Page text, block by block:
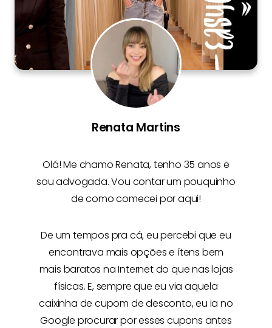
Renata Martins
Olá! Me chamoRenata, tenho 35 anos e
sou advogada. Vou contar um pouquinho
de como comecei por aqui!
De um tempos pra cá, eu percebi que eu
encontrava mais opções e ítens bem
mais baratos na Internetdo que nas lojas
físicas. E, sempre que eu via aquela
caixinha de cupom de desconto, eu ia no
Google procurar por esses cupons antes